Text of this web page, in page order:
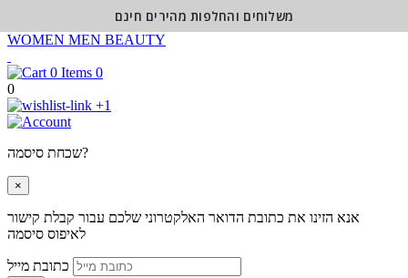
WOMEN MEN BEAUTY
0
0
+1
שכחת סיסמה?
×
אנא הזינו את כתובת הדואר האלקטרוני שלכם עבור קבלת קישור
לאיפוס סיסמה
משלוחים והחלפות מהירים חינם